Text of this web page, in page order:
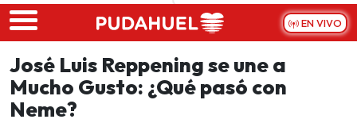
Skip to main content
EN VIVO
José Luis Reppening se une a
Mucho Gusto: ¿Qué pasó con
Neme?